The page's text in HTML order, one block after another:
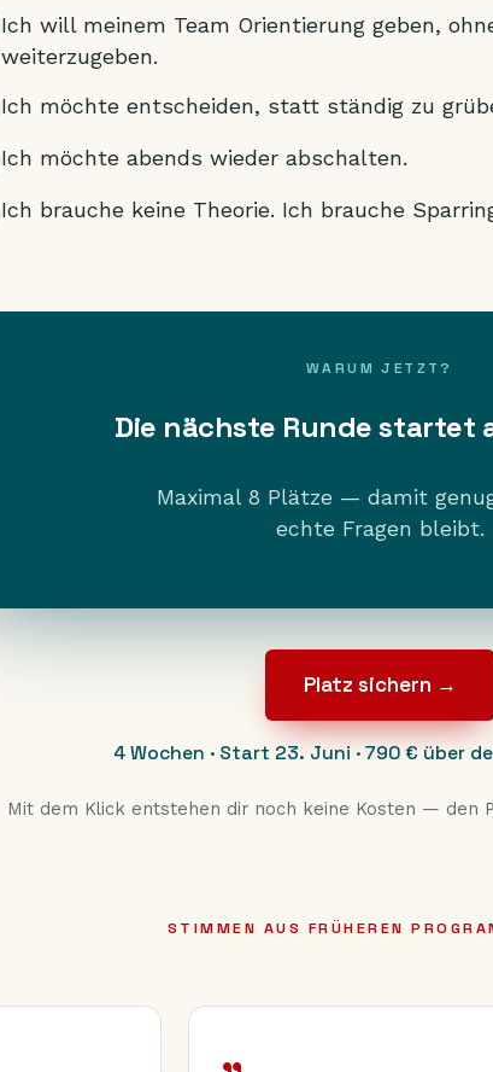
Ich will meinem Team Orientierung geben,
weiterzugeben.
Ich möchte entscheiden, statt ständig zu
Ich möchte abends wieder abschalten.
Ich brauche keine Theorie. Ich brauche
WARUM JETZT?
Die nächste Runde startet
Maximal 8 Plätze — damit
echte Fragen bleibt.
Platz sichern →
4 Wochen · Start 23. Juni · 790 € über
Mit dem Klick entstehen dir noch keine Kosten — den
STIMMEN AUS FRÜHEREN
„